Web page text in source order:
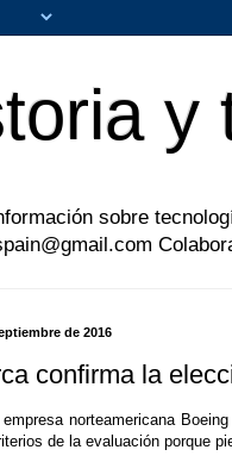
y
sobre
de 2016
confirma la
empresa norteamericana
de la evaluación porque